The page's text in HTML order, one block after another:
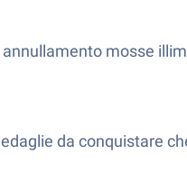
mosse
da conquistare